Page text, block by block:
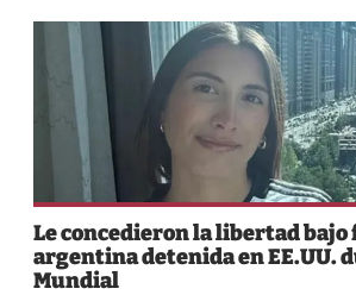
Le concedieron la libertad bajo
argentina detenida en EE.UU.
Mundial